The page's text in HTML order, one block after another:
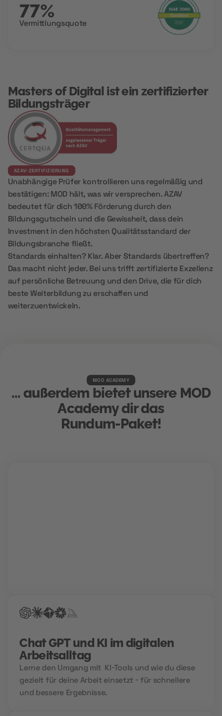
77%
Vermittlungsquote
Masters of Digital ist ein zertifizierter
Bildungsträger
AZAV-ZERTIFIZIERUNG
Unabhängige Prüfer kontrollieren uns regelmäßig und
bestätigen: MOD hält, was wir versprechen. AZAV
bedeutet für dich 100% Förderung durch den
Bildungsgutschein und die Gewissheit, dass dein
Investment in den höchsten Qualitätsstandard der
Bildungsbranche fließt.
Standards einhalten? Klar. Aber Standards übertreffen?
Das macht nicht jeder. Bei uns trifft zertifizierte Exzellenz
auf persönliche Betreuung und den Drive, die für dich
beste Weiterbildung zu erschaffen und
weiterzuentwickeln.
MOD ACADEMY
... außerdem bietet unsere MOD
Academy dir das
Rundum-Paket!
Chat GPT und KI im digitalen
Arbeitsalltag
Lerne den Umgang mit KI-Tools und wie du diese
gezielt für deine Arbeit einsetzt - für schnellere
und bessere Ergebnisse.